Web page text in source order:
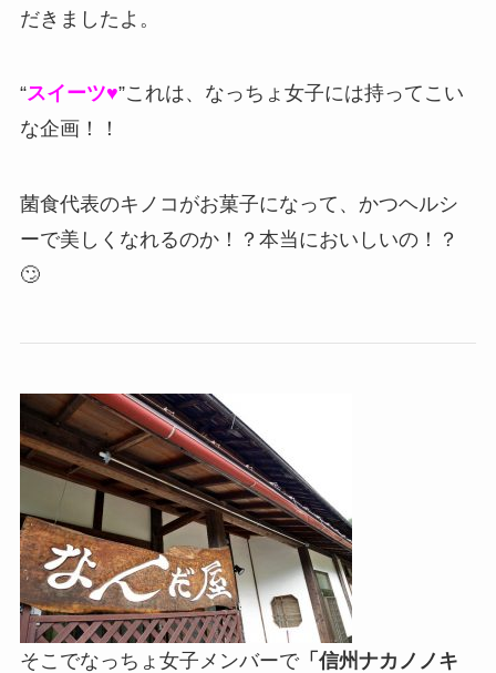
だきましたよ。
“スイーツ♥”これは、なっちょ女子には持ってこい
な企画！！
菌食代表のキノコがお菓子になって、かつヘルシ
ーで美しくなれるのか！？本当においしいの！？
🙄
そこでなっちょ女子メンバーで「信州ナカノノキ